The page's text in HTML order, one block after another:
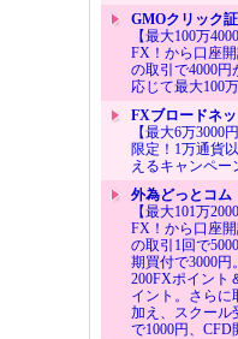
GMOクリック
【最大100万
FX！から口座
の取引で4000
応じて最大100
FXブロードネッ
【最大6万3000
限定！1万通貨
えるキャンペー
外為どっとコム
【最大101万
FX！から口座
の取引1回で
期買付で3000
200FXポイント
イント。さらに
加え、スクール
で1000円、CFD